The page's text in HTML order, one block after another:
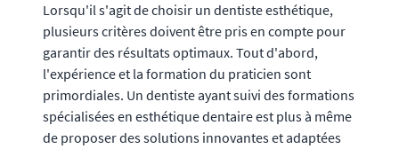
Lorsqu'il s'agit de choisir un dentiste esthétique,
plusieurs critères doivent être pris en compte pour
garantir des résultats optimaux. Tout d'abord,
l'expérience et la formation du praticien sont
primordiales. Un dentiste ayant suivi des formations
spécialisées en esthétique dentaire est plus à même
de proposer des solutions innovantes et adaptées